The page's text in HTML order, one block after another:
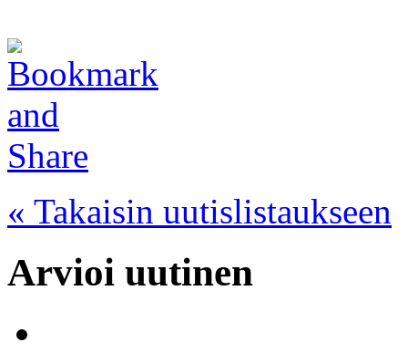
« Takaisin uutislistaukseen
Arvioi uutinen